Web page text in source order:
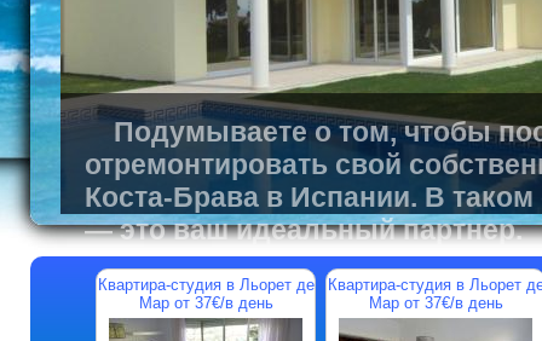
Подумываете о том, чтобы
отремонтировать свой
Коста-Брава в Испании. В
— это ваш идеальный партнер.
Квартира-студия в Льорет де
Мар от 37€/в день
Квартира-студия в Льорет
Мар от 37€/в день